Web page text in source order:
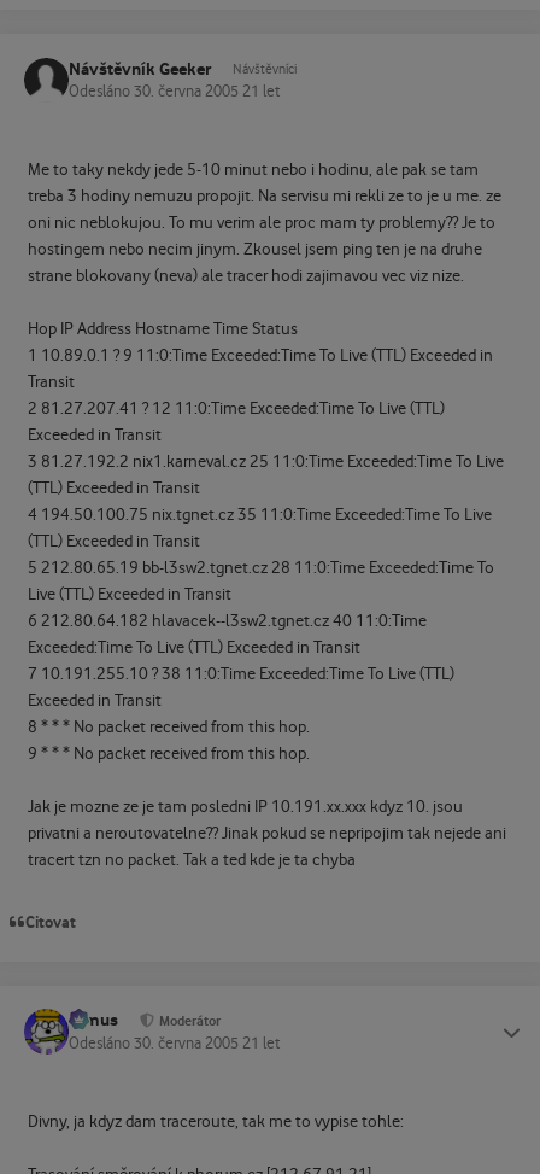
Návštěvník Geeker Návštěvníci
Odesláno 30. června 2005 21 let
Me to taky nekdy jede 5-10 minut nebo i hodinu, ale pak se tam
treba 3 hodiny nemuzu propojit. Na servisu mi rekli ze to je u me. ze
oni nic neblokujou. To mu verim ale proc mam ty problemy?? Je to
hostingem nebo necim jinym. Zkousel jsem ping ten je na druhe
strane blokovany (neva) ale tracer hodi zajimavou vec viz nize.
Hop IP Address Hostname Time Status
1 10.89.0.1 ? 9 11:0:Time Exceeded:Time To Live (TTL) Exceeded in
Transit
2 81.27.207.41 ? 12 11:0:Time Exceeded:Time To Live (TTL)
Exceeded in Transit
3 81.27.192.2 nix1.karneval.cz 25 11:0:Time Exceeded:Time To Live
(TTL) Exceeded in Transit
4 194.50.100.75 nix.tgnet.cz 35 11:0:Time Exceeded:Time To Live
(TTL) Exceeded in Transit
5 212.80.65.19 bb-l3sw2.tgnet.cz 28 11:0:Time Exceeded:Time To
Live (TTL) Exceeded in Transit
6 212.80.64.182 hlavacek--l3sw2.tgnet.cz 40 11:0:Time
Exceeded:Time To Live (TTL) Exceeded in Transit
7 10.191.255.10 ? 38 11:0:Time Exceeded:Time To Live (TTL)
Exceeded in Transit
8 * * * No packet received from this hop.
9 * * * No packet received from this hop.
Jak je mozne ze je tam posledni IP 10.191.xx.xxx kdyz 10. jsou
privatni a neroutovatelne?? Jinak pokud se nepripojim tak nejede ani
tracert tzn no packet. Tak a ted kde je ta chyba
Citovat
tomus Moderátor
Odesláno 30. června 2005 21 let
Divny, ja kdyz dam traceroute, tak me to vypise tohle: